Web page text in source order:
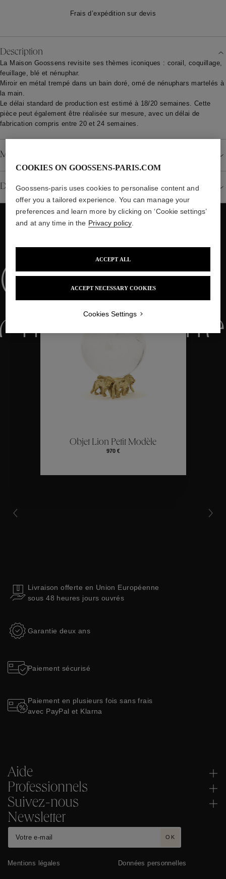
Frais d’expédition sur devis
Description
La Maison Goossens revisite ses thèmes iconiques : corail, coquillage,
feuillage, blé et nénuphar.
Miroir en métal trempé dans un bain doré, orné de nénuphars martelés à
la main.
Le délai standard de production est estimé à 18/20 semaines. Cette
pièce peut également être réalisée sur mesure, avec un délai de
fabrication compris entre 20 et 24 semaines.
Matériau
Détails
Collections
Collections
Collections
Objet Lion Petit Modèle
970 €
Livraison offerte en Union Européenne
sous 48 heures jours ouvrés
Garantie deux ans
Paiement sécurisé
Paiement en plusieurs fois sans frais
avec PayPal et Klarna
Aide
Professionnels
Suivez-nous
Newsletter
OK
Mentions légales Données personnelles
COOKIES ON GOOSSENS-PARIS.COM
Goossens-paris uses cookies to personalise content and
offer you a tailored experience. You can manage your
preferences and learn more by clicking on ‘Cookie settings’
and at any time in the Privacy policy.
ACCEPT NECESSARY COOKIES
ACCEPT ALL
Cookies Settings